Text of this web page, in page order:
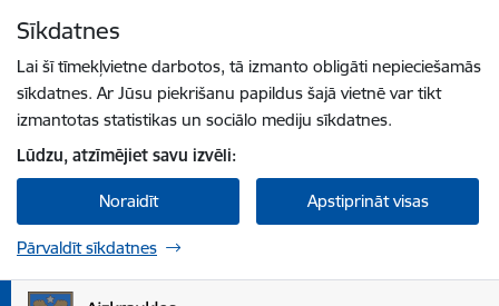
Sīkdatnes
Lai šī tīmekļvietne darbotos, tā izmanto obligāti nepieciešamās
sīkdatnes. Ar Jūsu piekrišanu papildus šajā vietnē var tikt
izmantotas statistikas un sociālo mediju sīkdatnes.
Lūdzu, atzīmējiet savu izvēli:
Noraidīt Apstiprināt visas
Pārvaldīt sīkdatnes